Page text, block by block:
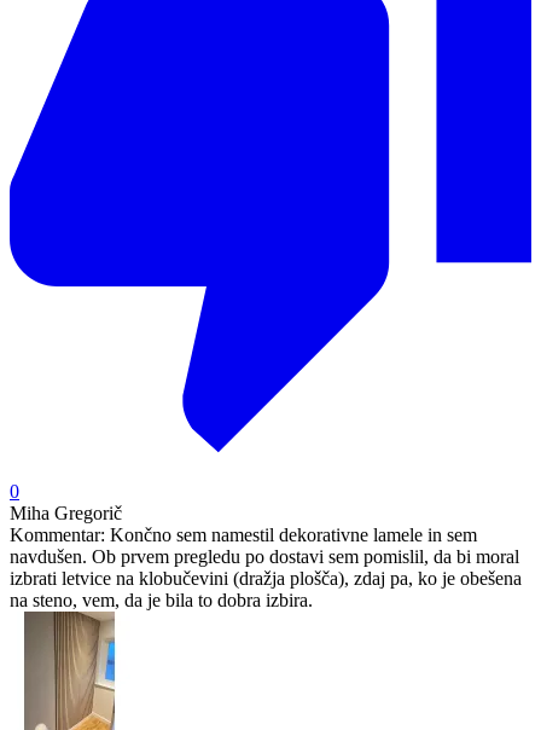
0
Miha Gregorič
Kommentar: Končno sem namestil dekorativne lamele in sem
navdušen. Ob prvem pregledu po dostavi sem pomislil, da bi moral
izbrati letvice na klobučevini (dražja plošča), zdaj pa, ko je obešena
na steno, vem, da je bila to dobra izbira.